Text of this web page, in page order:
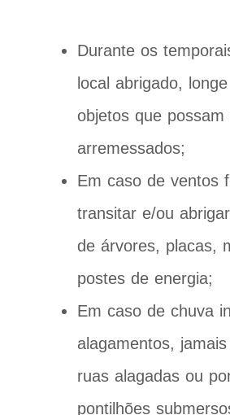
Durante os
local abrigado,
objetos que possam
arremessados;
Em caso de ventos
transitar e/ou
de árvores, placas,
postes de energia;
Em caso de chuva
alagamentos,
ruas alagadas ou
pontilhões